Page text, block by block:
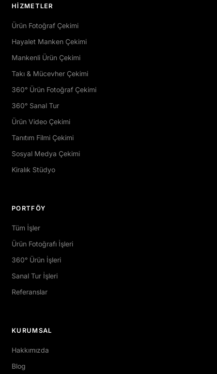
HIZMETLER
Ürün Fotoğraf Çekimi
Hayalet Manken Çekimi
Mankenli Ürün Çekimi
Takı & Mücevher Çekimi
360° Ürün Fotoğraf Çekimi
360° Sanal Tur
Ürün Video Çekimi
Tanıtım Filmi Çekimi
Sosyal Medya Çekimi
Kiralık Stüdyo
PORTFÖY
Tüm İşler
Ürün Fotoğrafı İşleri
360° Ürün İşleri
Sanal Tur İşleri
Referanslar
KURUMSAL
Hakkımızda
Blog